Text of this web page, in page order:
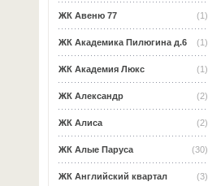
(1)
ЖК Авеню 77
(1)
ЖК Академика Пилюгина д.6
(1)
ЖК Академия Люкс
(2)
ЖК Александр
(2)
ЖК Алиса
(30)
ЖК Алые Паруса
(3)
ЖК Английский квартал